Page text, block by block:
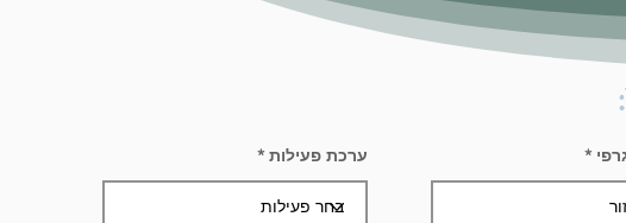
ערכת פעילות